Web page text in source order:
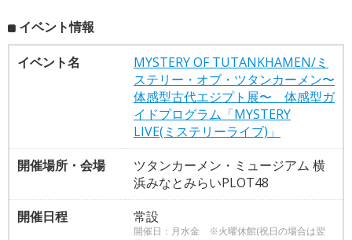
イベント情報
イベント名
MYSTERY OF TUTANKHAMEN/ミ
ステリー・オブ・ツタンカーメン〜
体感型古代エジプト展〜 体感型ガ
イドプログラム「MYSTERY
LIVE(ミステリーライブ)」
開催場所・会場
ツタンカーメン・ミュージアム 横
浜みなとみらいPLOT48
開催日程
常設
開催日：月水金 ※火曜休館(祝日の場合は翌